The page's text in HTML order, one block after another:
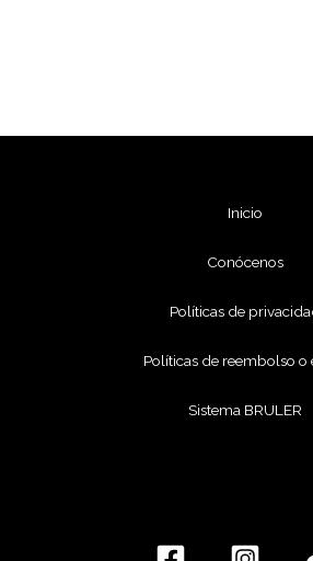
Inicio
Conócenos
Políticas de
Políticas de reembolso o
Sistema BRULER